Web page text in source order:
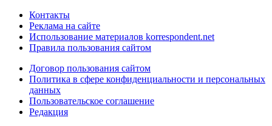
Контакты
Реклама на сайте
Использование материалов korrespondent.net
Правила пользования сайтом
Договор пользования сайтом
Политика в сфере конфиденциальности и персональных
данных
Пользовательское соглашение
Редакция